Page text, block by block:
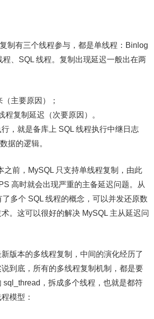
制有三个线程参与，都是单线程：Binlog
程、SQL 线程。复制出现延迟一般出在两
主要原因）；
程复制延迟（次要原因）。
，就是备库上 SQL 线程执行中继日志
据的逻辑。
之前，MySQL 只支持单线程复制，由此
高时就会出现严重的主备延迟问题。从
了多个 SQL 线程的概念，可以并发还原数
。这可以很好的解决 MySQL 主从延迟问
版本的多线程复制，中间的演化经历了
到底，所有的多线程复制机制，都是要
sql_thread，拆成多个线程，也就是都符
模型：